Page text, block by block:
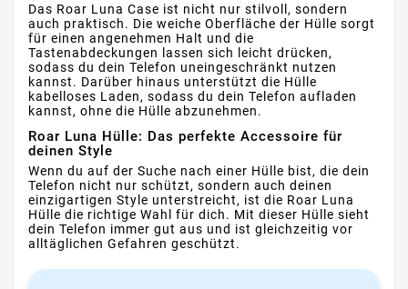
Das Roar Luna Case ist nicht nur stilvoll, sondern
auch praktisch. Die weiche Oberfläche der Hülle sorgt
für einen angenehmen Halt und die
Tastenabdeckungen lassen sich leicht drücken,
sodass du dein Telefon uneingeschränkt nutzen
kannst. Darüber hinaus unterstützt die Hülle
kabelloses Laden, sodass du dein Telefon aufladen
kannst, ohne die Hülle abzunehmen.
Roar Luna Hülle: Das perfekte Accessoire für
deinen Style
Wenn du auf der Suche nach einer Hülle bist, die dein
Telefon nicht nur schützt, sondern auch deinen
einzigartigen Style unterstreicht, ist die Roar Luna
Hülle die richtige Wahl für dich. Mit dieser Hülle sieht
dein Telefon immer gut aus und ist gleichzeitig vor
alltäglichen Gefahren geschützt.